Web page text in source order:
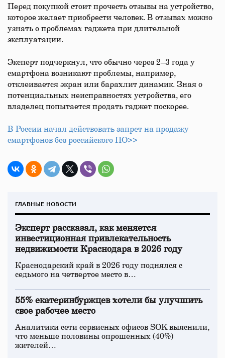
Перед покупкой стоит прочесть отзывы на устройство,
которое желает приобрести человек. В отзывах можно
узнать о проблемах гаджета при длительной
эксплуатации.
Эксперт подчеркнул, что обычно через 2–3 года у
смартфона возникают проблемы, например,
отклеивается экран или барахлит динамик. Зная о
потенциальных неисправностях устройства, его
владелец попытается продать гаджет поскорее.
В России начал действовать запрет на продажу
смартфонов без российского ПО>>
ГЛАВНЫЕ НОВОСТИ
Эксперт рассказал, как меняется
инвестиционная привлекательность
недвижимости Краснодара в 2026 году
Краснодарский край в 2026 году поднялся с
седьмого на четвертое место в…
55% екатеринбуржцев хотели бы улучшить
свое рабочее место
Аналитики сети сервисных офисов SOK выяснили,
что меньше половины опрошенных (40%)
жителей…